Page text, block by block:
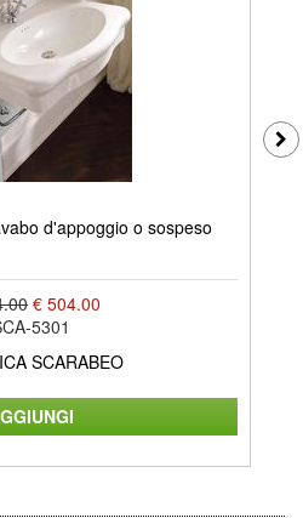
d'appoggio o sospeso
€ 504.00
5301
SCARABEO